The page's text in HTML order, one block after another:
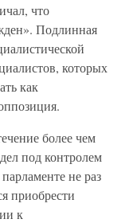
что
Подлинная
которых
как
более чем
под контролем
не раз
приобрести
к